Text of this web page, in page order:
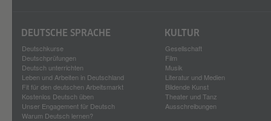
DEUTSCHE SPRACHE
Deutschkurse
Deutschprüfungen
Deutsch unterrichten
Leben und Arbeiten in Deutschland
Fit für den deutschen Arbeitsmarkt
Kostenlos Deutsch üben
Unser Engagement für Deutsch
Warum Deutsch lernen?
KULTUR
Gesellschaft
Film
Musik
Literatur und Medien
Bildende Kunst
Theater und Tanz
Ausschreibungen